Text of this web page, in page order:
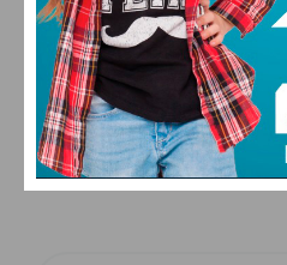
Comunicação para
exercício de direito de
preferência na venda
prédio rústico
PORIMEDIATO
BÓNUS ANÚNCIOS